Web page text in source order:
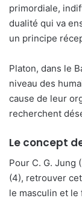
primordiale,
dualité qui va
un principe
Platon, dans le
niveau des
cause de leur
recherchent
Le concept
Pour C. G. Jung
(4), retrouver
le masculin et